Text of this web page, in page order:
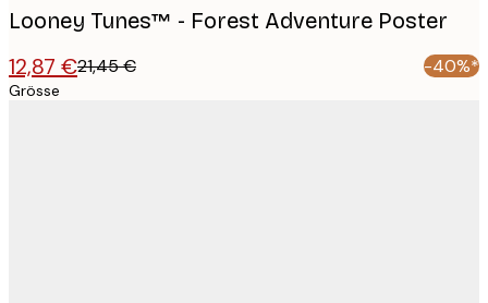
Looney Tunes™ - Forest Adventure Poster
12,87 €21,45 € -40%*
Grösse